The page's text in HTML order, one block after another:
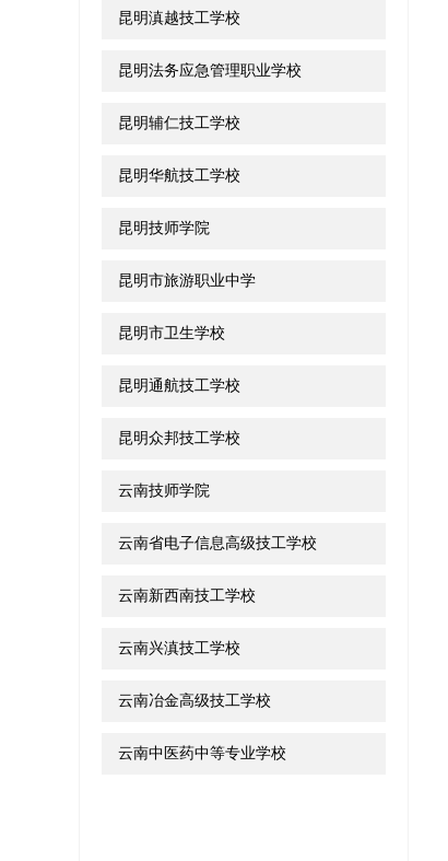
昆明滇越技工学校
昆明法务应急管理职业学校
昆明辅仁技工学校
昆明华航技工学校
昆明技师学院
昆明市旅游职业中学
昆明市卫生学校
昆明通航技工学校
昆明众邦技工学校
云南技师学院
云南省电子信息高级技工学校
云南新西南技工学校
云南兴滇技工学校
云南冶金高级技工学校
云南中医药中等专业学校